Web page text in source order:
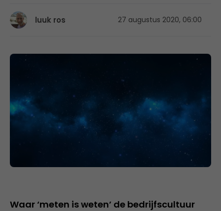
luuk ros 27 augustus 2020, 06:00
Waar ‘meten is weten’ de bedrijfscultuur